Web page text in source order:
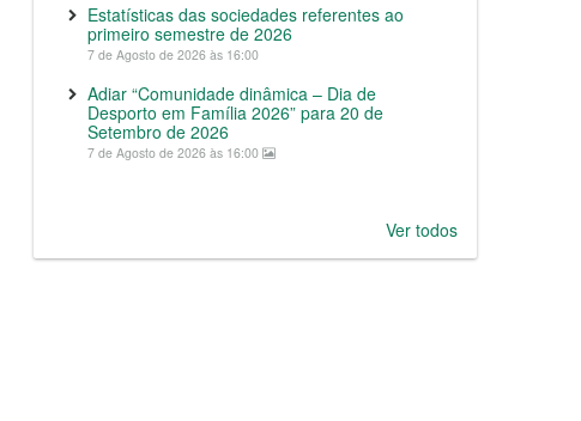
Estatísticas das sociedades referentes ao
primeiro semestre de 2026
7 de Agosto de 2026 às 16:00
Adiar “Comunidade dinâmica – Dia de
Desporto em Família 2026” para 20 de
Setembro de 2026
7 de Agosto de 2026 às 16:00
Ver todos